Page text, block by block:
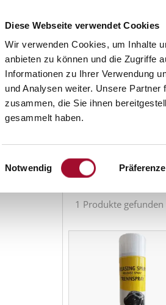
Diese Webseite verwendet Cookies
Wir verwenden Cookies, um Inhalte
anbieten zu können und die Zugriffe
Informationen zu Ihrer Verwendung
und Analysen weiter. Unsere
zusammen, die Sie ihnen
gesammelt haben.
Einwilligungsauswahl
Notwendig
Konditorei Ohne Palm
Ohne
1 Produkte gefunden